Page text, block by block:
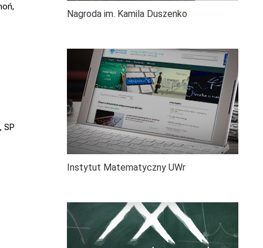
SP
Nagroda im. Kamila Duszenko
Instytut Matematyczny UWr